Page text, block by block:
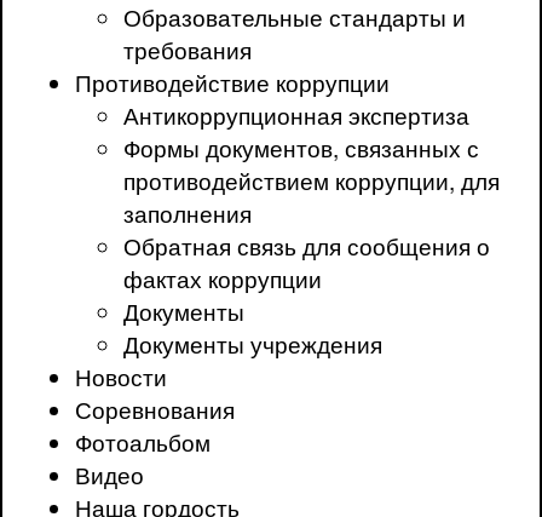
Образовательные стандарты и
требования
Противодействие коррупции
Антикоррупционная экспертиза
Формы документов, связанных с
противодействием коррупции, для
заполнения
Обратная связь для сообщения о
фактах коррупции
Документы
Документы учреждения
Новости
Соревнования
Фотоальбом
Видео
Наша гордость